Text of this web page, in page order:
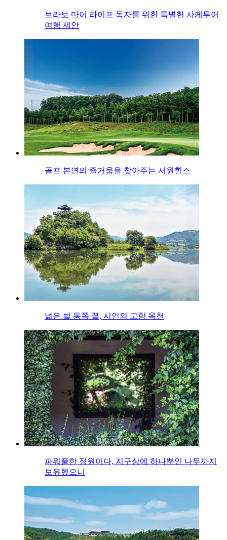
브라보 마이 라이프 독자를 위한 특별한 사케투어
여행 제안
골프 본연의 즐거움을 찾아주는 서원힐스
넓은 벌 동쪽 끝, 시인의 고향 옥천
파워풀한 정원이다, 지구상에 하나뿐인 나무까지
보유했으니